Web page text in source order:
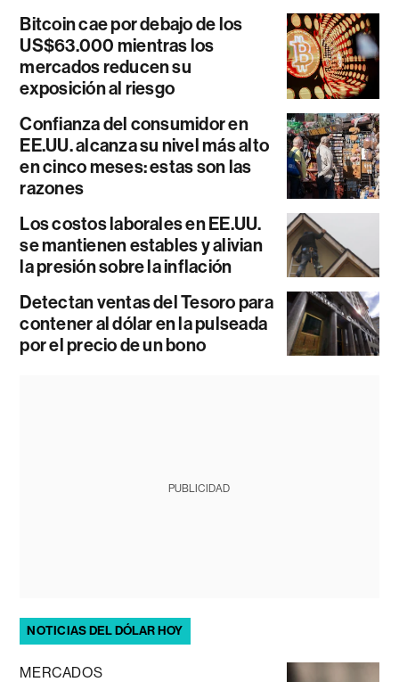
Bitcoin cae por debajo de los
US$63.000 mientras los
mercados reducen su
exposición al riesgo
Confianza del consumidor en
EE.UU. alcanza su nivel más alto
en cinco meses: estas son las
razones
Los costos laborales en EE.UU.
se mantienen estables y alivian
la presión sobre la inflación
Detectan ventas del Tesoro para
contener al dólar en la pulseada
por el precio de un bono
PUBLICIDAD
NOTICIAS DEL DÓLAR HOY
MERCADOS